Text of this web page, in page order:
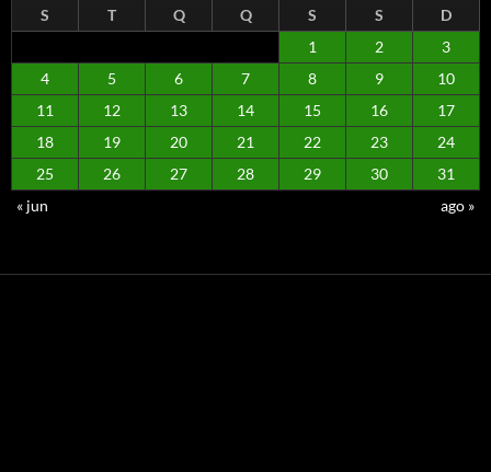
S T Q Q S S
D
1
2
3
4
5 6 7 8 9
10
11
12 13 14 15 16
17
18
19 20 21 22 23
24
25
26 27 28 29 30
31
« jun
ago »